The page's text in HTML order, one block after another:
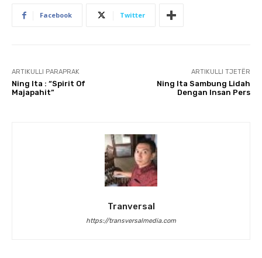
Facebook Twitter
ARTIKULLI PARAPRAK
Ning Ita : “Spirit Of
Majapahit”
ARTIKULLI TJETËR
Ning Ita Sambung Lidah
Dengan Insan Pers
Tranversal
https://transversalmedia.com